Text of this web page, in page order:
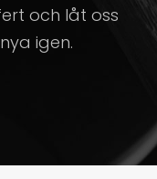
och låt oss
igen.